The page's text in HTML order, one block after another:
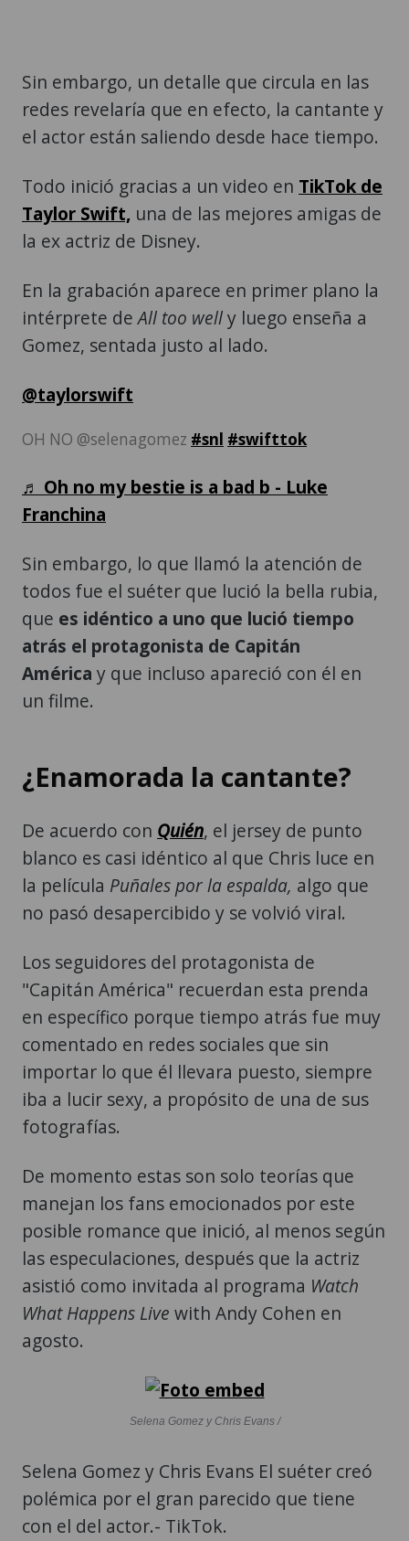
Sin embargo, un detalle que circula en las
redes revelaría que en efecto, la cantante y
el actor están saliendo desde hace tiempo.
Todo inició gracias a un video en TikTok de
Taylor Swift, una de las mejores amigas de
la ex actriz de Disney.
En la grabación aparece en primer plano la
intérprete deAll too welly luego enseña a
Gomez, sentada justo al lado.
@taylorswift
OH NO @selenagomez #snl #swifttok
♬ Oh no my bestie is a bad b - Luke
Franchina
Sin embargo, lo que llamó la atención de
todos fue el suéter que lució la bella rubia,
que es idéntico a uno que lució tiempo
atrás el protagonista de Capitán
América y que incluso apareció con él en
un filme.
¿Enamorada la cantante?
De acuerdo con Quién, el jersey de punto
blanco es casi idéntico al que Chris luce en
la película Puñales por la espalda, algo que
no pasó desapercibido y se volvió viral.
Los seguidores del protagonista de
"Capitán América" recuerdan esta prenda
en específico porque tiempo atrás fue muy
comentado en redes sociales que sin
importar lo que él llevara puesto, siempre
iba a lucir sexy, a propósito de una de sus
fotografías.
De momento estas son solo teorías que
manejan los fans emocionados por este
posible romance que inició, al menos según
las especulaciones, después que la actriz
asistió como invitada al programa Watch
What Happens Live with Andy Cohen en
agosto.
Selena Gomez y Chris Evans /
Selena Gomez y Chris Evans El suéter creó
polémica por el gran parecido que tiene
con el del actor.- TikTok.